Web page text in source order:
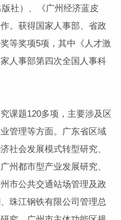
社）、《广州经济蓝皮
。获得国家人事部、省政
等奖项5项，其中《人才激
人事部第四次全国人事科
课题120多项，主要涉及区
管理等方面。广东省区域
社会发展模式转型研究、
州都市型产业发展研究、
市公共交通站场管理及政
珠江钢铁有限公司管理总